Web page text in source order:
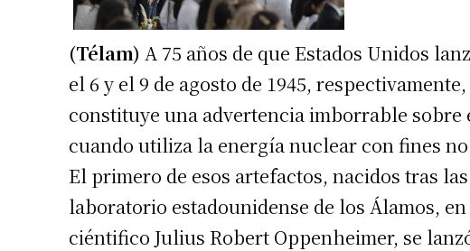
(Télam) A 75 años de que Estados Unidos
el 6 y el 9 de agosto de 1945,
constituye una advertencia imborrable
cuando utiliza la energía nuclear con fines
El primero de esos artefactos, nacidos tras
laboratorio estadounidense de los Álamos,
ciéntifico Julius Robert Oppenheimer, se